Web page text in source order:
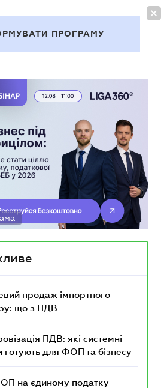
ПРОГРАМУ
продаж імпортного
що з ПДВ
ПДВ: які системні
готують для ФОП та бізнесу
на єдиному податку